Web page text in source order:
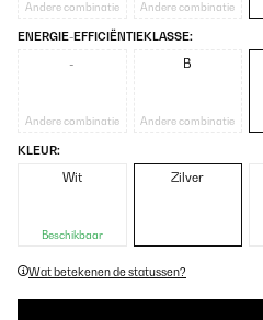
Andere combinatie Andere combinatie
ENERGIE-EFFICIËNTIEKLASSE:
-
Andere combinatie
B
Andere combinatie
KLEUR:
Wit
Beschikbaar
Zilver
Wat betekenen de statussen?